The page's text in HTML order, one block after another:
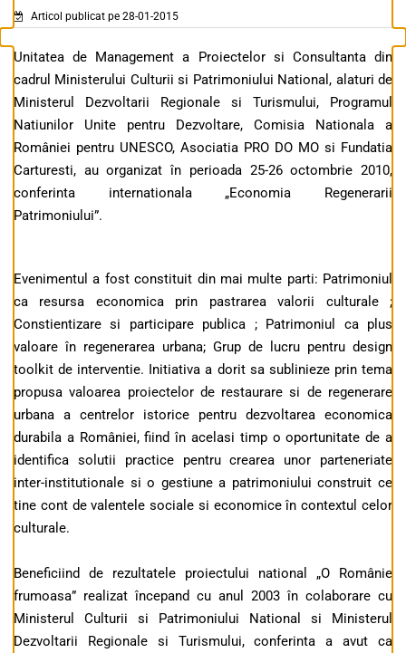
Articol publicat pe 28-01-2015
Unitatea de Management a Proiectelor si Consultanta din
cadrul Ministerului Culturii si Patrimoniului National, alaturi de
Ministerul Dezvoltarii Regionale si Turismului, Programul
Natiunilor Unite pentru Dezvoltare, Comisia Nationala a
României pentru UNESCO, Asociatia PRO DO MO si Fundatia
Carturesti, au organizat în perioada 25-26 octombrie 2010,
conferinta internationala „Economia Regenerarii
Patrimoniului”.
Evenimentul a fost constituit din mai multe parti: Patrimoniul
ca resursa economica prin pastrarea valorii culturale ;
Constientizare si participare publica ; Patrimoniul ca plus
valoare în regenerarea urbana; Grup de lucru pentru design
toolkit de interventie. Initiativa a dorit sa sublinieze prin tema
propusa valoarea proiectelor de restaurare si de regenerare
urbana a centrelor istorice pentru dezvoltarea economica
durabila a României, fiind în acelasi timp o oportunitate de a
identifica solutii practice pentru crearea unor parteneriate
inter-institutionale si o gestiune a patrimoniului construit ce
tine cont de valentele sociale si economice în contextul celor
culturale.
Beneficiind de rezultatele proiectului national „O Românie
frumoasa” realizat începand cu anul 2003 în colaborare cu
Ministerul Culturii si Patrimoniului National si Ministerul
Dezvoltarii Regionale si Turismului, conferinta a avut ca